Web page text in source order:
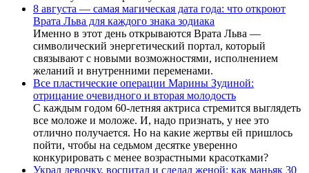
8 августа — самая магическая дата года: что откроют
Врата Льва для каждого знака зодиака
Именно в этот день открываются Врата Льва —
символический энергетический портал, который
связывают с новыми возможностями, исполнением
желаний и внутренними переменами.
Все пластические операции Марины Зудиной:
отрицание очевидного и вторая молодость
С каждым годом 60-летняя актриса стремится выглядеть
все моложе и моложе. И, надо признать, у нее это
отлично получается. Но на какие жертвы ей пришлось
пойти, чтобы на седьмом десятке уверенно
конкурировать с менее возрастными красотками?
Украл девочку, воспитал и сделал женой: как маньяк 30